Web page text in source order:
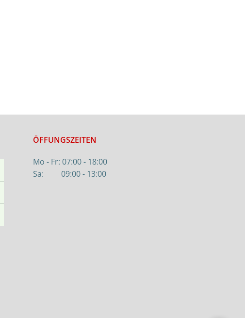
ÖFFUNGSZEITEN
Mo - Fr: 07:00 - 18:00
Sa: 09:00 - 13:00